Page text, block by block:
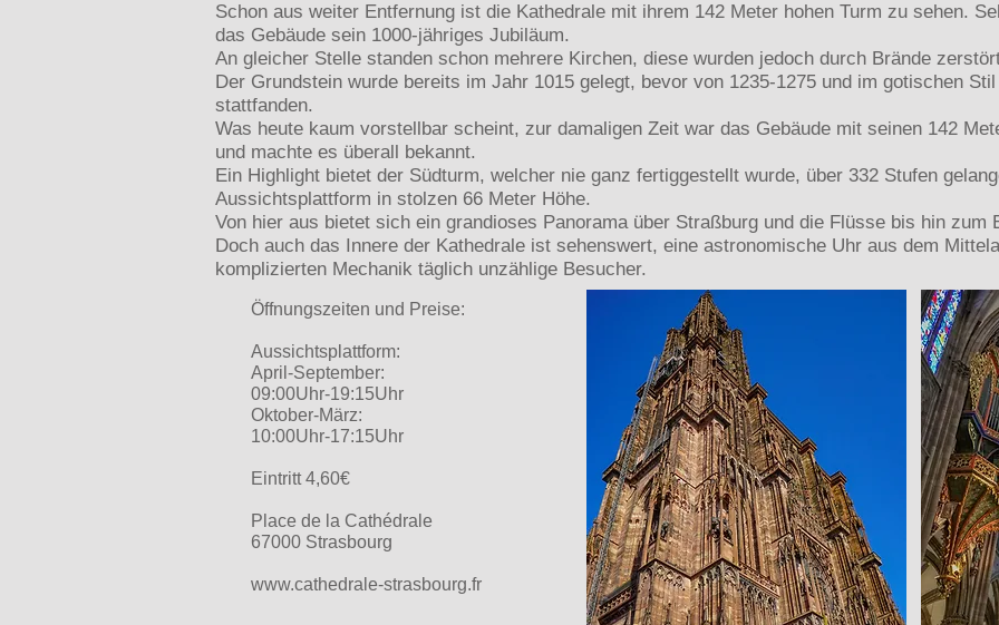
Schon aus weiter Entfernung ist die Kathedrale mit ihrem 142 Meter hohen Turm zu sehen.
das Gebäude sein 1000-jähriges Jubiläum.
An gleicher Stelle standen schon mehrere Kirchen, diese wurden jedoch durch Brände
Der Grundstein wurde bereits im Jahr 1015 gelegt, bevor von 1235-1275 und im gotischen
stattfanden.
Was heute kaum vorstellbar scheint, zur damaligen Zeit war das Gebäude mit seinen 142
und machte es überall bekannt.
Ein Highlight bietet der Südturm, welcher nie ganz fertiggestellt wurde, über 332 Stufen
Aussichtsplattform in stolzen 66 Meter Höhe.
Von hier aus bietet sich ein grandioses Panorama über Straßburg und die Flüsse bis hin zum
Doch auch das Innere der Kathedrale ist sehenswert, eine astronomische Uhr aus dem
komplizierten Mechanik täglich unzählige Besucher.
Öffnungszeiten und Preise:
Aussichtsplattform:
April-September:
09:00Uhr-19:15Uhr
Oktober-März:
10:00Uhr-17:15Uhr
Eintritt 4,60€
Place de la Cathédrale
67000 Strasbourg
www.cathedrale-strasbourg.fr